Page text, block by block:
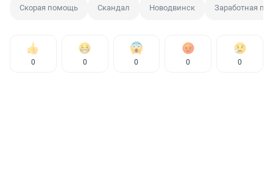
Скорая помощь Скандал Новодвинск Заработная
0 0 0 0 0